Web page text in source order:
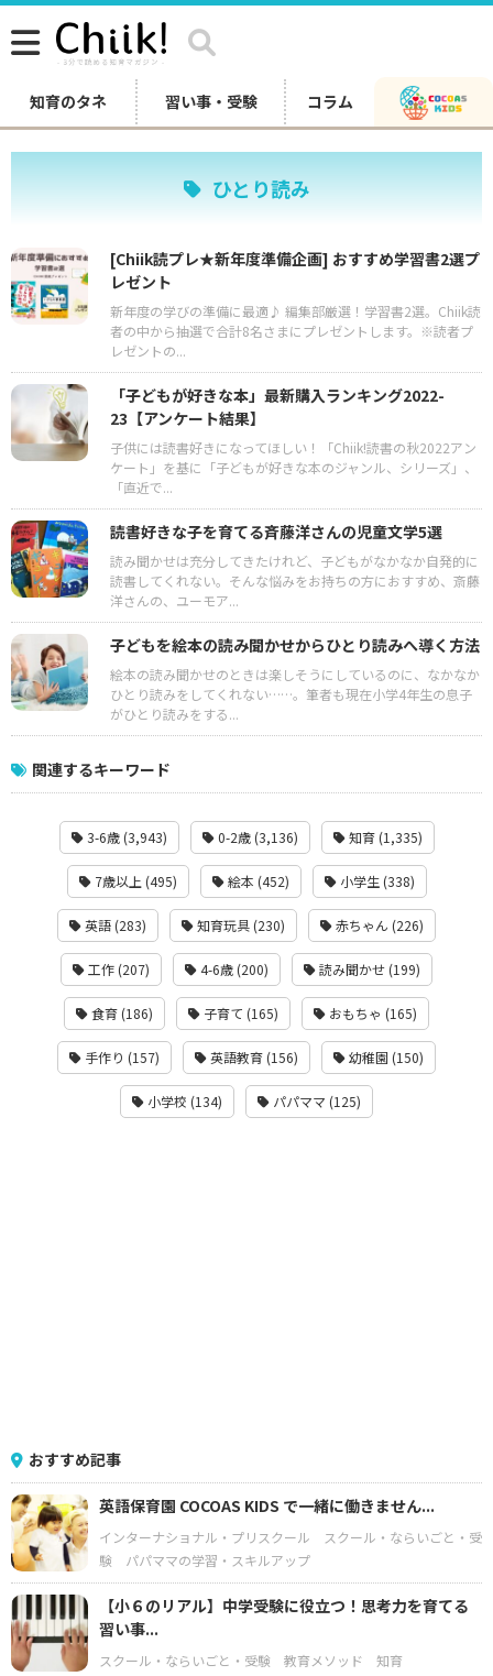
知育のタネ 習い事・受験 コラム
ひとり読み
[Chiik読プレ★新年度準備企画] おすすめ学習書2選プ
レゼント
新年度の学びの準備に最適♪ 編集部厳選！学習書2選。Chiik読
者の中から抽選で合計8名さまにプレゼントします。※読者プ
レゼントの...
「子どもが好きな本」最新購入ランキング2022-
23【アンケート結果】
子供には読書好きになってほしい！「Chiik!読書の秋2022アン
ケート」を基に「子どもが好きな本のジャンル、シリーズ」、
「直近で...
読書好きな子を育てる斉藤洋さんの児童文学5選
読み聞かせは充分してきたけれど、子どもがなかなか自発的に
読書してくれない。そんな悩みをお持ちの方におすすめ、斎藤
洋さんの、ユーモア...
子どもを絵本の読み聞かせからひとり読みへ導く方法
絵本の読み聞かせのときは楽しそうにしているのに、なかなか
ひとり読みをしてくれない……。筆者も現在小学4年生の息子
がひとり読みをする...
関連するキーワード
3-6歳 (3,943) 0-2歳 (3,136) 知育 (1,335)
7歳以上 (495) 絵本 (452) 小学生 (338)
英語 (283) 知育玩具 (230) 赤ちゃん (226)
工作 (207) 4-6歳 (200) 読み聞かせ (199)
食育 (186) 子育て (165) おもちゃ (165)
手作り (157) 英語教育 (156) 幼稚園 (150)
小学校 (134) パパママ (125)
おすすめ記事
英語保育園 COCOAS KIDS で一緒に働きません...
インターナショナル・プリスクール
スクール・ならいごと・受
験
パパママの学習・スキルアップ
【小６のリアル】中学受験に役立つ！思考力を育てる
習い事...
スクール・ならいごと・受験 教育メソッド 知育